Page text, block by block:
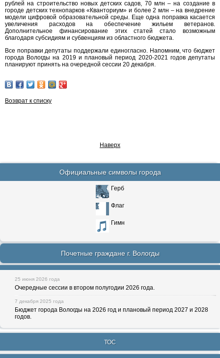
рублей на строительство новых детских садов, 70 млн – на создание в
городе детских технопарков «Кванториум» и более 2 млн – на внедрение
модели цифровой образовательной среды. Еще одна поправка касается
увеличения расходов на обеспечение жильем ветеранов.
Дополнительное финансирование этих статей стало возможным
благодаря субсидиям и субвенциям из областного бюджета.
Все поправки депутаты поддержали единогласно. Напомним, что бюджет
города Вологды на 2019 и плановый период 2020-2021 годов депутаты
планируют принять на очередной сессии 20 декабря.
Возврат к списку
Наверх
Официальные символы города
Герб
Флаг
Гимн
Почетные граждане г. Вологды
25 июня 2026 года
Очередные сессии в втором полугодии 2026 года.
7 декабря 2025 года
Бюджет города Вологды на 2026 год и плановый период 2027 и 2028
годов.
ТОС